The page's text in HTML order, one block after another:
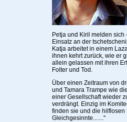
Petja und Kiril melden
Einsatz an der
Katja arbeitet in einem
ihnen kehrt zurück, wie er
allein gelassen mit ihren
Folter und Tod.
Über einen Zeitraum von
und Tamara Trampe wie
einer Gesellschaft wieder
verdrängt. Einzig im
finden sie und die hilflosen
Gleichgesinnte......."